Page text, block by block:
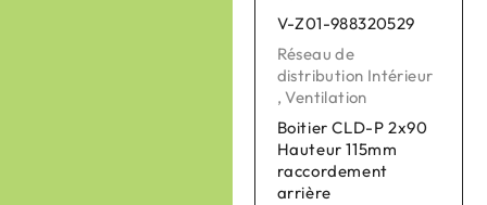
V-Z01-988320529
Réseau de
distribution Intérieur
, Ventilation
Boitier CLD-P 2x90
Hauteur 115mm
raccordement
arrière